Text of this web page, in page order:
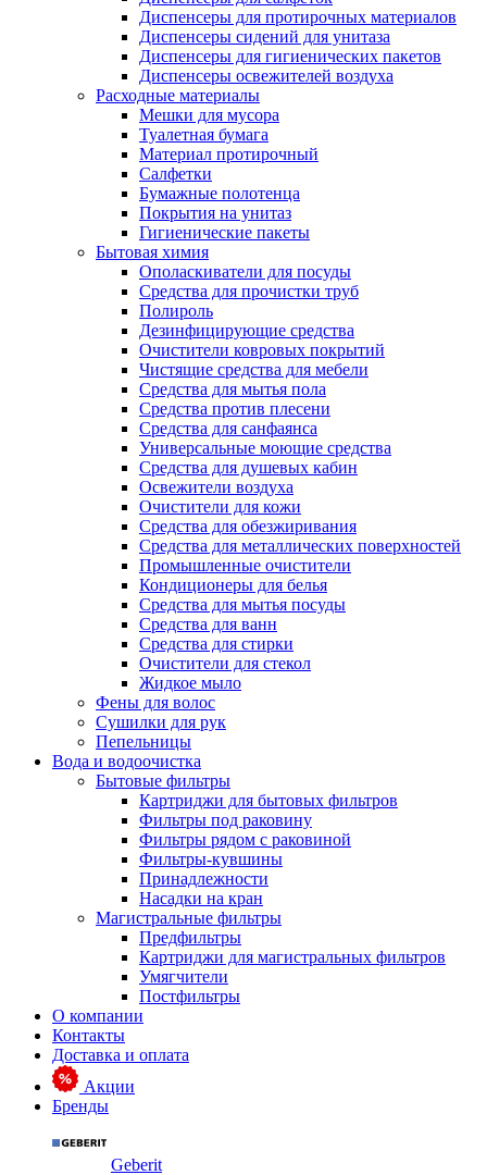
Диспенсеры для протирочных материалов
Диспенсеры сидений для унитаза
Диспенсеры для гигиенических пакетов
Диспенсеры освежителей воздуха
Расходные материалы
Мешки для мусора
Туалетная бумага
Материал протирочный
Салфетки
Бумажные полотенца
Покрытия на унитаз
Гигиенические пакеты
Бытовая химия
Ополаскиватели для посуды
Средства для прочистки труб
Полироль
Дезинфицирующие средства
Очистители ковровых покрытий
Чистящие средства для мебели
Средства для мытья пола
Средства против плесени
Средства для санфаянса
Универсальные моющие средства
Средства для душевых кабин
Освежители воздуха
Очистители для кожи
Средства для обезжиривания
Средства для металлических поверхностей
Промышленные очистители
Кондиционеры для белья
Средства для мытья посуды
Средства для ванн
Средства для стирки
Очистители для стекол
Жидкое мыло
Фены для волос
Сушилки для рук
Пепельницы
Вода и водоочистка
Бытовые фильтры
Картриджи для бытовых фильтров
Фильтры под раковину
Фильтры рядом с раковиной
Фильтры-кувшины
Принадлежности
Насадки на кран
Магистральные фильтры
Предфильтры
Картриджи для магистральных фильтров
Умягчители
Постфильтры
О компании
Контакты
Доставка и оплата
Акции
Бренды
Geberit